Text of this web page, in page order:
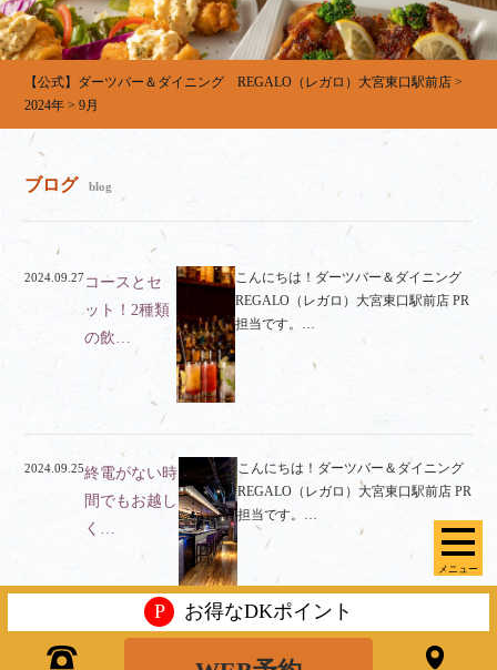
メニュー
【公式】ダーツバー＆ダイニング REGALO（レガロ）大宮東口駅前店 >
2024年 >9月
ブログ blog
2024.09.27コースとセ
ット！2種類
の飲…
こんにちは！ダーツバー＆ダイニング
REGALO（レガロ）大宮東口駅前店 PR
担当です。…
2024.09.25終電がない時
間でもお越し
く…
こんにちは！ダーツバー＆ダイニング
REGALO（レガロ）大宮東口駅前店 PR
担当です。…
2024.09.18 こんにちは！ダーツバー＆ダイニング
P お得なDKポイント